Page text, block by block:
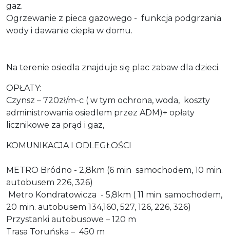
gaz.
Ogrzewanie z pieca gazowego - funkcja podgrzania
wody i dawanie ciepła w domu.
Na terenie osiedla znajduje się plac zabaw dla dzieci.
OPŁATY:
Czynsz – 720zł/m-c ( w tym ochrona, woda, koszty
administrowania osiedlem przez ADM)+ opłaty
licznikowe za prąd i gaz,
KOMUNIKACJA I ODLEGŁOŚCI
METRO Bródno - 2,8km (6 min samochodem, 10 min.
autobusem 226, 326)
Metro Kondratowicza - 5,8km ( 11 min. samochodem,
20 min. autobusem 134,160, 527, 126, 226, 326)
Przystanki autobusowe – 120 m
Trasa Toruńska – 450 m